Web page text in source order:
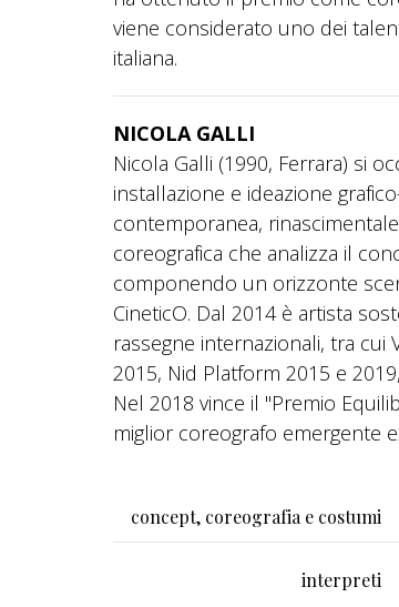
viene considerato uno dei
italiana.
NICOLA GALLI
Nicola Galli (1990, Ferrara) si
installazione e ideazione
contemporanea,
coreografica che analizza il
componendo un orizzonte
CineticO. Dal 2014 è artista
rassegne internazionali, tra cui
2015, Nid Platform 2015 e
Nel 2018 vince il "Premio
miglior coreografo emergente
concept, coreografia e costumi
interpreti